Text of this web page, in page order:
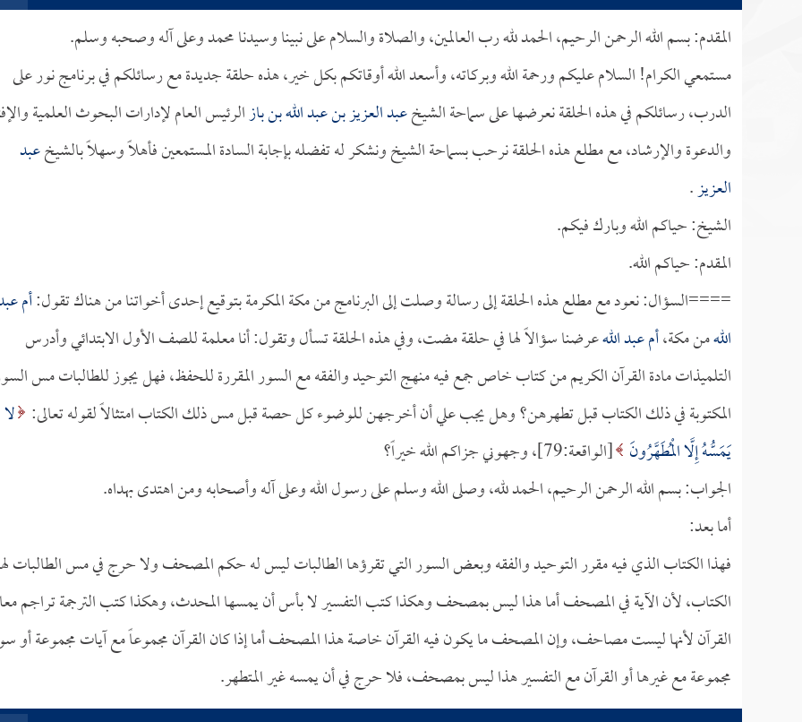
المقدم: بسم الله الرحمن الرحيم، الحمد لله رب العالمين، والصلاة والسلام على نبينا وسيدنا محمد وعلى آله وصحبه وسلم.
مستمعي الكرام! السلام عليكم ورحمة الله وبركاته، وأسعد الله أوقاتكم بكل خير، هذه حلقة جديدة مع رسائلكم في برنامج نور على
الدرب، رسائلكم في هذه الحلقة نعرضها على سماحة الشيخعبد العزيز بن عبد الله بن بازالرئيس العام لإدارات البحوث العلمية
والدعوة والإرشاد، مع مطلع هذه الحلقة نرحب بسماحة الشيخ ونشكر له تفضله بإجابة السادة المستمعين فأهلاً وسهلاً بالشيخعبد
العزيز.
الشيخ: حياكم الله وبارك فيكم.
المقدم: حياكم الله.
====السؤال: نعود مع مطلع هذه الحلقة إلى رسالة وصلت إلى البرنامج من مكة المكرمة بتوقيع إحدى أخواتنا من هناك تقول:أم
اللهمن مكة،أم عبد اللهعرضنا سؤالاً لها في حلقة مضت، وفي هذه الحلقة تسأل وتقول: أنا معلمة للصف الأول الابتدائي وأدرس
التلميذات مادة القرآن الكريم من كتاب خاص جمع فيه منهج التوحيد والفقه مع السور المقررة للحفظ، فهل يجوز للطالبات مس
المكتوبة في ذلك الكتاب قبل تطهرهن؟ وهل يجب علي أن أخرجهن للوضوء كل حصة قبل مس ذلك الكتاب امتثالاً لقوله تعالى: لا
يَمَسُّهُ إِلَّا الْمُطَهَّرُونَ [الواقعة:79]، وجهوني جزاكم الله خيراً؟
الجواب: بسم الله الرحمن الرحيم، الحمد لله، وصلى الله وسلم على رسول الله وعلى آله وأصحابه ومن اهتدى بهداه.
أما بعد:
فهذا الكتاب الذي فيه مقرر التوحيد والفقه وبعض السور التي تقرؤها الطالبات ليس له حكم المصحف ولا حرج في مس الطالبات
الكتاب، لأن الآية في المصحف أما هذا ليس بمصحف وهكذا كتب التفسير لا بأس أن يمسها المحدث، وهكذا كتب الترجمة تراجم
القرآن لأنها ليست مصاحف، وإن المصحف ما يكون فيه القرآن خاصة هذا المصحف أما إذا كان القرآن مجموعاً مع آيات مجموعة أو
مجموعة مع غيرها أو القرآن مع التفسير هذا ليس بمصحف، فلا حرج في أن يمسه غير المتطهر.